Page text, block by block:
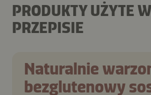
PRODUKTY UŻYTE
PRZEPISIE
Naturalnie
bezglutenowy